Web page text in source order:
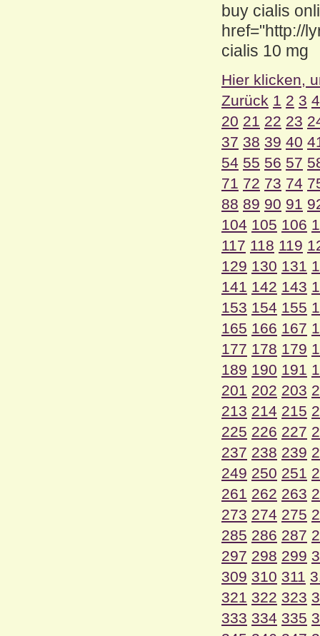
buy cialis
href="http://
cialis 10 mg
Hier klicken,
Zurück 1 2 3 4
20 21 22 23
37 38 39 40
54 55 56 57
71 72 73 74
88 89 90 91
104 105 106
117 118 119
129 130 131
141 142 143
153 154 155
165 166 167
177 178 179
189 190 191
201 202 203
213 214 215
225 226 227
237 238 239
249 250 251
261 262 263
273 274 275
285 286 287
297 298 299
309 310 311
321 322 323
333 334 335